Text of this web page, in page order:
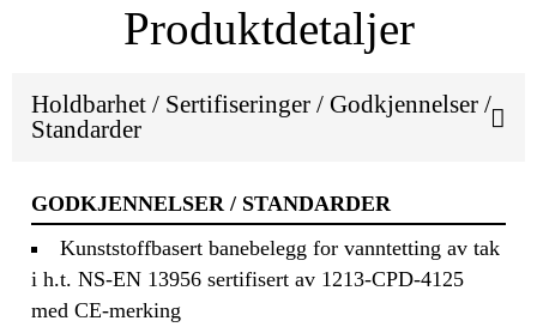
Produktdetaljer
Holdbarhet / Sertifiseringer / Godkjennelser /
Standarder
GODKJENNELSER / STANDARDER
Kunststoffbasert banebelegg for vanntetting av tak
i h.t. NS-EN 13956 sertifisert av 1213-CPD-4125
med CE-merking